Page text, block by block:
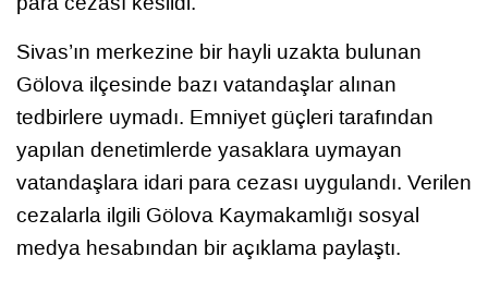
Sivas’ın merkezine bir hayli uzakta bulunan
Gölova ilçesinde bazı vatandaşlar alınan
tedbirlere uymadı. Emniyet güçleri tarafından
yapılan denetimlerde yasaklara uymayan
vatandaşlara idari para cezası uygulandı. Verilen
cezalarla ilgili Gölova Kaymakamlığı sosyal
medya hesabından bir açıklama paylaştı.